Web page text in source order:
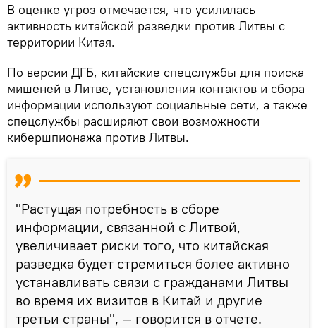
В оценке угроз отмечается, что усилилась
активность китайской разведки против Литвы с
территории Китая.
По версии ДГБ, китайские спецслужбы для поиска
мишеней в Литве, установления контактов и сбора
информации используют социальные сети, а также
спецслужбы расширяют свои возможности
кибершпионажа против Литвы.
"Растущая потребность в сборе
информации, связанной с Литвой,
увеличивает риски того, что китайская
разведка будет стремиться более активно
устанавливать связи с гражданами Литвы
во время их визитов в Китай и другие
третьи страны", — говорится в отчете.